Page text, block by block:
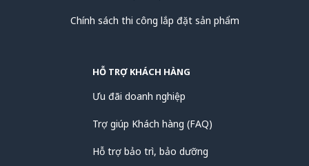
Chính sách thi công lắp đặt sản phẩm
HỖ TRỢ KHÁCH HÀNG
Ưu đãi doanh nghiệp
Trợ giúp Khách hàng (FAQ)
Hỗ trợ bảo trì, bảo dưỡng